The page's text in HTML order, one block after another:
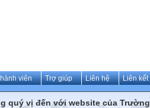
viên Trợ giúp Liên hệ Liên kết
quý vị đến với website của Trường